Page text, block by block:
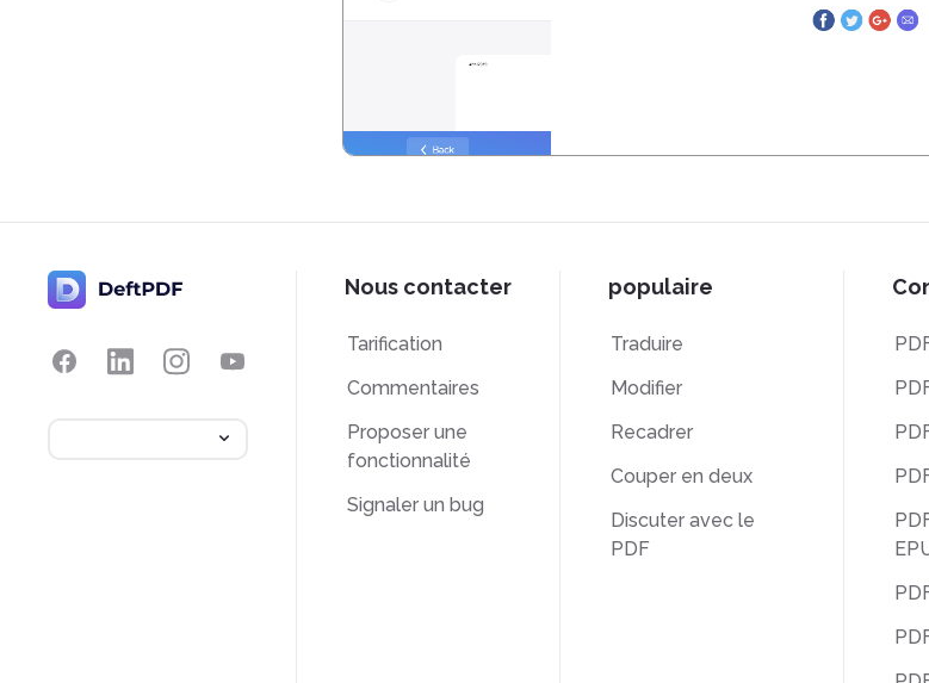
Nous contacter
Tarification
Commentaires
Proposer une
fonctionnalité
Signaler un bug
populaire
Traduire
Modifier
Recadrer
Couper en deux
Discuter avec le
PDF